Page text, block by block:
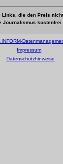
die den Preis
Journalismus kostenfrei
INFORM-
Impressum
Datenschutzhinweise